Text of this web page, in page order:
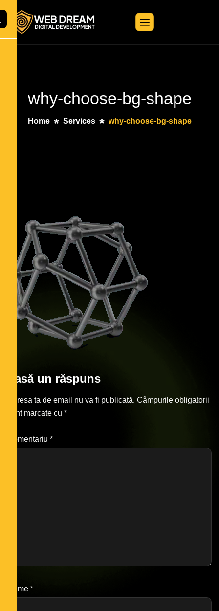
why-choose-bg-shape
Home Services why-choose-bg-shape
Lasă un răspuns
Adresa ta de email nu va fi publicată. Câmpurile obligatorii
sunt marcate cu *
Comentariu *
Nume *